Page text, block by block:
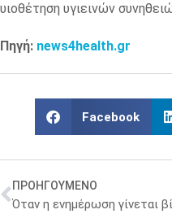
υιοθέτηση υγιεινών
Πηγή: news4health.gr
Facebook
ΠΡΟΗΓΟΥΜΕΝΟ